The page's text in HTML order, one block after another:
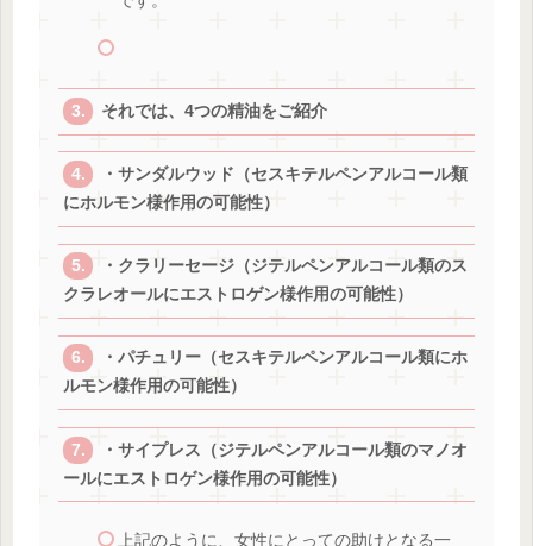
それでは、4つの精油をご紹介
・サンダルウッド（セスキテルペンアルコール類
にホルモン様作用の可能性）
・クラリーセージ（ジテルペンアルコール類のス
クラレオールにエストロゲン様作用の可能性）
・パチュリー（セスキテルペンアルコール類にホ
ルモン様作用の可能性）
・サイプレス（ジテルペンアルコール類のマノオ
ールにエストロゲン様作用の可能性）
上記のように、女性にとっての助けとなる一